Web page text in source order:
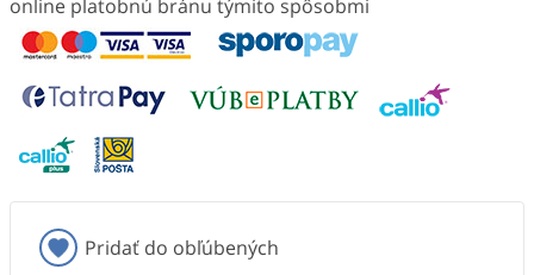
online platobnú bránu týmito spôsobmi
Pridať do obľúbených